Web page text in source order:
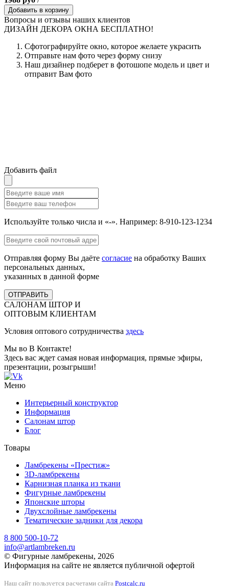
Добавить в корзину
Вопросы и отзывы наших клиентов
ДИЗАЙН ДЕКОРА ОКНА БЕСПЛАТНО!
Сфотографируйте окно, которое желаете украсить
Отправьте нам фото через форму снизу
Наш дизайнер подберет в фотошопе модель и цвет и
отправит Вам фото
Добавить файл
Используйте только числа и «-». Например: 8-910-123-1234
Отправляя форму Вы даёте согласие на обработку Ваших
персональных данных,
указанных в данной форме
ОТПРАВИТЬ
САЛОНАМ ШТОР И
ОПТОВЫМ КЛИЕНТАМ
Условия оптового сотрудничества здесь
Мы во В Контакте!
Здесь вас ждет самая новая информация, прямые эфиры,
презентации, розыгрыши!
Меню
Интерьерный конструктор
Информация
Салонам штор
Блог
Товары
Ламбрекены «Престиж»
3D-ламбрекены
Карнизная планка из ткани
Фигурные ламбрекены
Японские шторы
Двухслойные ламбрекены
Тематические задники для декора
8 800 500-10-72
info@artlambreken.ru
© Фигурные ламбрекены, 2026
Информация на сайте не является публичной офертой
Наш сайт пользуется расчетами сайта Postcalc.ru